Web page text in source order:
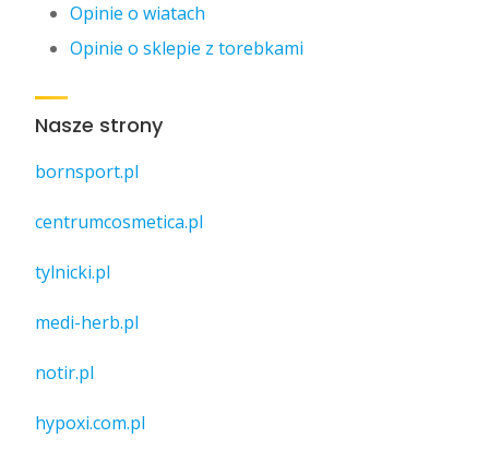
Opinie o wiatach
Opinie o sklepie z torebkami
Nasze strony
bornsport.pl
centrumcosmetica.pl
tylnicki.pl
medi-herb.pl
notir.pl
hypoxi.com.pl